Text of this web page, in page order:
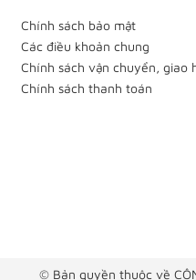
Chính sách bảo mật
Các điều khoản chung
Chính sách vận chuyển, giao
Chính sách thanh toán
© Bản quyền thuộc về